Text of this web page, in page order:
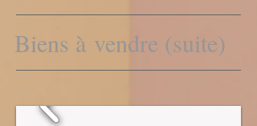
Biens à vendre (suite)